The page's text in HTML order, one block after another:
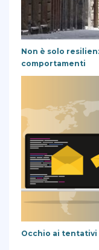
Non è solo
comportamenti
Occhio ai